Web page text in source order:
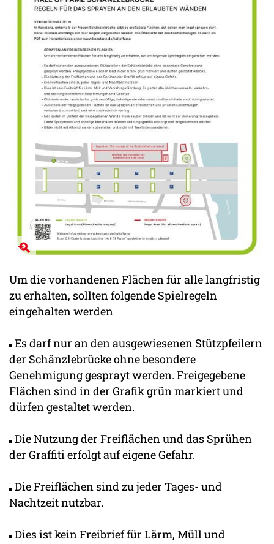
Um die vorhandenen Flächen für alle langfristig
zu erhalten, sollten folgende Spielregeln
eingehalten werden
Es darf nur an den ausgewiesenen Stützpfeilern
der Schänzlebrücke ohne besondere
Genehmigung gesprayt werden. Freigegebene
Flächen sind in der Grafik grün markiert und
dürfen gestaltet werden.
Die Nutzung der Freiflächen und das Sprühen
der Graffiti erfolgt auf eigene Gefahr.
Die Freiflächen sind zu jeder Tages- und
Nachtzeit nutzbar.
Dies ist kein Freibrief für Lärm, Müll und